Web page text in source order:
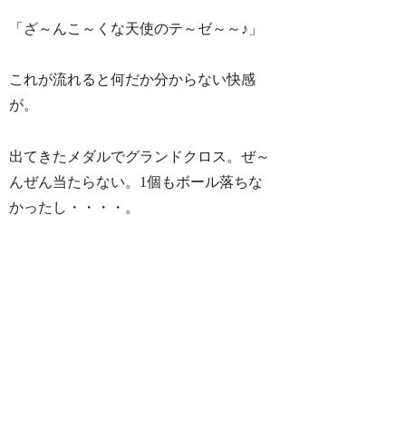
「ざ～んこ～くな天使のテ～ゼ～～♪」
これが流れると何だか分からない快感
が。
出てきたメダルでグランドクロス。ぜ～
んぜん当たらない。1個もボール落ちな
かったし・・・・。